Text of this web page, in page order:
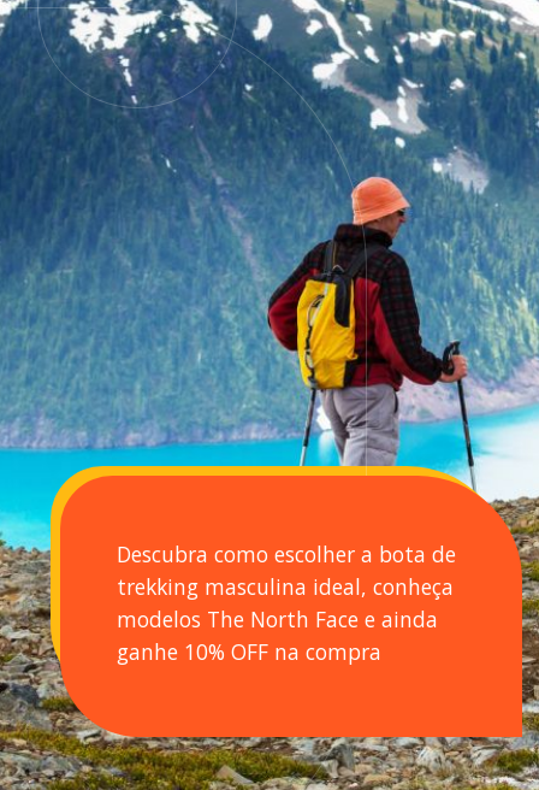
Descubra como escolher a bota de
trekking masculina ideal, conheça
modelos The North Face e ainda
ganhe 10% OFF na compra